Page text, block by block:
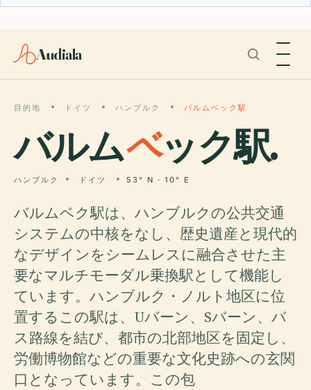
Audiala
目的地 ドイツ ハンブルク バルムベック駅
バルムベック駅.
ハンブルク ドイツ 53° N · 10° E
バルムベク駅は、ハンブルクの公共交通
システムの中核をなし、歴史遺産と現代的
なデザインをシームレスに融合させた主
要なマルチモーダル乗換駅として機能し
ています。ハンブルク・ノルト地区に位
置するこの駅は、Uバーン、Sバーン、バ
ス路線を結び、都市の北部地区を固定し、
労働博物館などの重要な文化史跡への玄関
口となっています。この包